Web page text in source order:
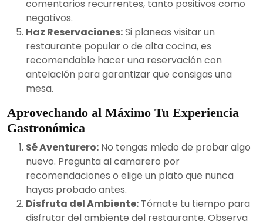
comentarios recurrentes, tanto positivos como
negativos.
Haz Reservaciones:Si planeas visitar un
restaurante popular o de alta cocina, es
recomendable hacer una reservación con
antelación para garantizar que consigas una
mesa.
Aprovechando al Máximo Tu Experiencia
Gastronómica
Sé Aventurero: No tengas miedo de probar algo
nuevo. Pregunta al camarero por
recomendaciones o elige un plato que nunca
hayas probado antes.
Disfruta del Ambiente: Tómate tu tiempo para
disfrutar del ambiente del restaurante. Observa